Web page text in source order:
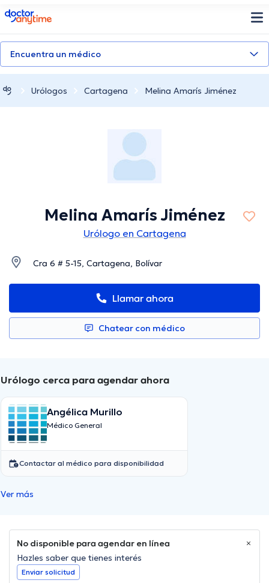
doctoranytime
Encuentra un médico
Urólogos Cartagena Melina Amarís Jiménez
Melina Amarís Jiménez
Urólogo en Cartagena
Cra 6 # 5-15, Cartagena, Bolívar
Llamar ahora
Chatear con médico
Urólogo cerca para agendar ahora
Angélica Murillo
Médico General
Contactar al médico para disponibilidad
Ver más
No disponible para agendar en línea
Hazles saber que tienes interés
Enviar solicitud